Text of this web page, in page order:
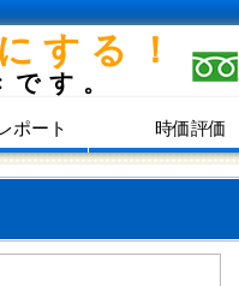
する！
す。
ポート 時価評価